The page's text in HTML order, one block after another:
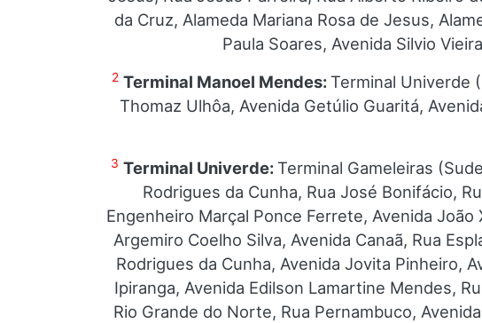
da Cruz, Alameda Mariana Rosa de Jesus,
Paula Soares, Avenida Silvio
2 Terminal Manoel Mendes:Terminal Univerde
Thomaz Ulhôa, Avenida Getúlio Guaritá,
3 Terminal Univerde:Terminal Gameleiras
Rodrigues da Cunha, Rua José Bonifácio,
Engenheiro Marçal Ponce Ferrete, Avenida
Argemiro Coelho Silva, Avenida Canaã, Rua
Rodrigues da Cunha, Avenida Jovita Pinheiro,
Ipiranga, Avenida Edilson Lamartine Mendes,
Rio Grande do Norte, Rua Pernambuco,